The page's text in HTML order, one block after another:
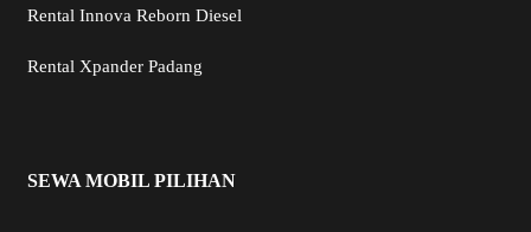
Rental Innova Reborn Diesel
Rental Xpander Padang
SEWA MOBIL PILIHAN